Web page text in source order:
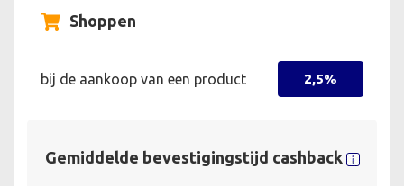
Shoppen
bij de aankoop van een product 2,5%
Gemiddelde bevestigingstijd cashback